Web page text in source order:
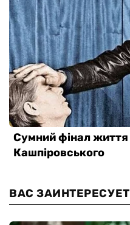
ВАС ЗАИНТЕРЕСУЕТ